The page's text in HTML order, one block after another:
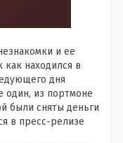
и ее
находился в
дня
один, из портмоне
были сняты деньги
в пресс-релизе